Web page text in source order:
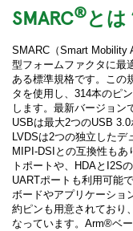
SMARC®とは
SMARC（Smart Mobility
型フォームファクタに最
ある標準規格です。この
タを使用し、314本のピ
します。最新バージョン
USBは最大2つのUSB
LVDSは2つの独立した
MIPI-DSIとの互換性もあ
トポートや、HDAとI2S
UARTポートも利用可能
ボードやアプリケーショ
約ピンも用意されており
なっています。Arm®ベ